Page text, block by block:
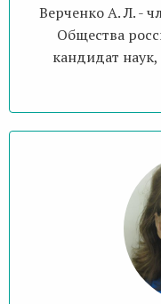
Верченко А. Л. -
Общества
кандидат